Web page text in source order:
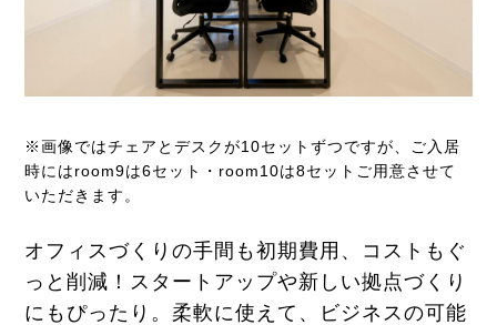
※画像ではチェアとデスクが10セットずつですが、ご入居
時にはroom9は6セット・room10は8セットご用意させて
いただきます。
オフィスづくりの手間も初期費用、コストもぐ
っと削減！スタートアップや新しい拠点づくり
にもぴったり。柔軟に使えて、ビジネスの可能